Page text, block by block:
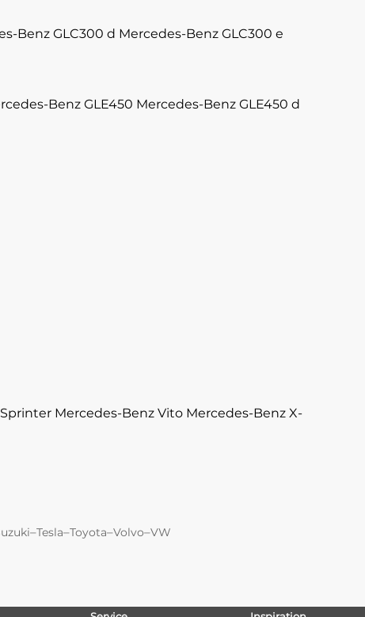
Benz GLC300 d Mercedes-Benz GLC300 e
Benz GLE450 Mercedes-Benz GLE450 d
Mercedes-Benz Vito Mercedes-Benz X-
–Tesla–Toyota–Volvo–VW